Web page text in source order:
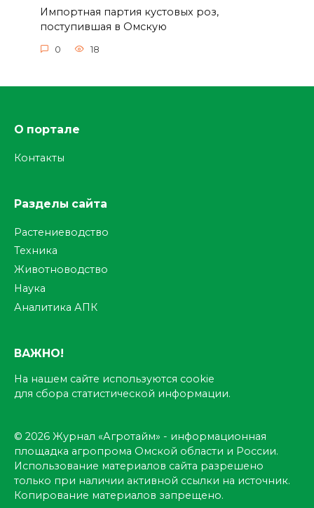
Импортная партия кустовых роз,
поступившая в Омскую
0 18
О портале
Контакты
Разделы сайта
Растениеводство
Техника
Животноводство
Наука
Аналитика АПК
ВАЖНО!
На нашем сайте используются cookie
для сбора статистической информации.
© 2026 Журнал «Агротайм» - информационная
площадка агропрома Омской области и России.
Использование материалов сайта разрешено
только при наличии активной ссылки на источник.
Копирование материалов запрещено.